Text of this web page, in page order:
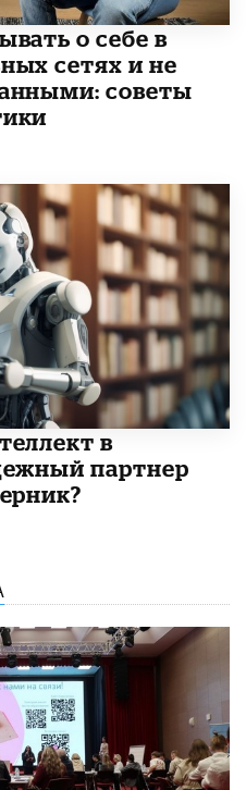
о себе в
сетях и не
советы
в
партнер